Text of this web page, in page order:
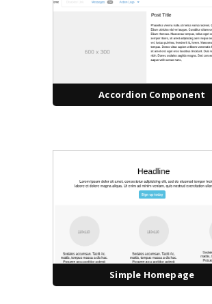
Accordion Component
Simple Homepage